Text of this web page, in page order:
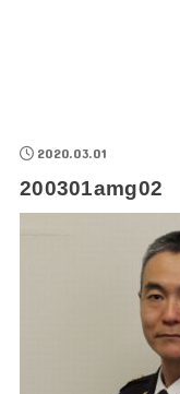
2020.03.01
200301amg02